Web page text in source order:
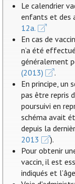
Le calendrier
enfants et des
12a.
En cas de
n’a été
généralement
(2013)
.
En principe, un
pas être repris
poursuivi en
schéma avait
depuis la
2013
).
Pour obtenir
vaccin, il est
indiqués et